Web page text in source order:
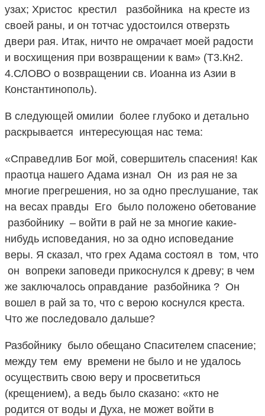
узах; Христос крестил разбойника на кресте из
своей раны, и он тотчас удостоился отверзть
двери рая. Итак, ничто не омрачает моей радости
и восхищения при возвращении к вам» (Т3.Кн2.
4.СЛОВО о возвращении св. Иоанна из Азии в
Константинополь).
В следующей омилии более глубоко и детально
раскрывается интересующая нас тема:
«Справедлив Бог мой, совершитель спасения! Как
праотца нашего Адама изнал Он из рая не за
многие прегрешения, но за одно преслушание, так
на весах правды Его было положено обетование
разбойнику – войти в рай не за многие какие-
нибудь исповедания, но за одно исповедание
веры. Я сказал, что грех Адама состоял в том, что
он вопреки заповеди прикоснулся к древу; в чем
же заключалось оправдание разбойника ? Он
вошел в рай за то, что с верою коснулся креста.
Что же последовало дальше?
Разбойнику было обещано Спасителем спасение;
между тем ему времени не было и не удалось
осуществить свою веру и просветиться
(крещением), а ведь было сказано: «кто не
родится от воды и Духа, не может войти в